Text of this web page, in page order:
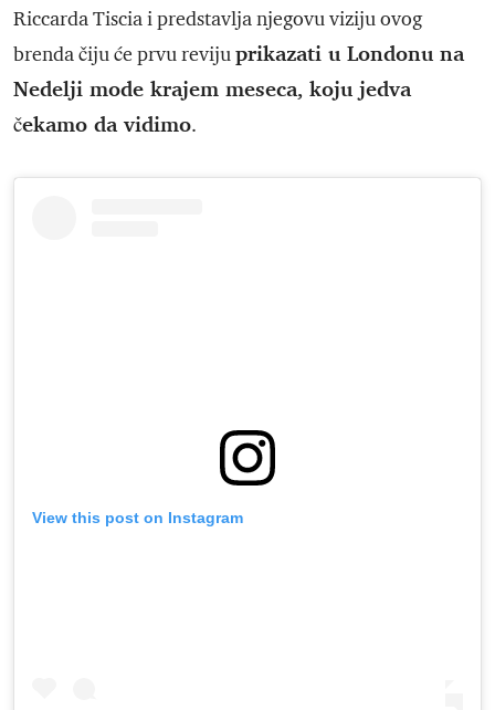
Riccarda Tiscia i predstavlja njegovu viziju ovog
brenda čiju će prvu revijuprikazati u Londonu na
Nedelji mode krajem meseca, koju jedva
čekamo da vidimo.
View this post on Instagram